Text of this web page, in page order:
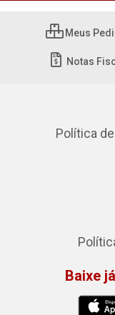
Meus
Notas
Política
Baixe